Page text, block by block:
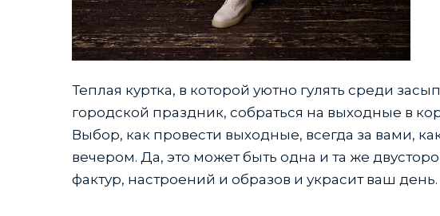
Теплая куртка, в которой уютно гулять среди
городской праздник, собраться на выходные в
Выбор, как провести выходные, всегда за вами,
вечером. Да, это может быть одна и та же
фактур, настроений и образов и украсит ваш день.